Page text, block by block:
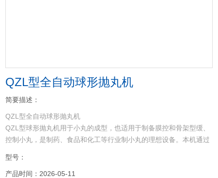
QZL型全自动球形抛丸机
简要描述：
QZL型全自动球形抛丸机
QZL型球形抛丸机用于小丸的成型，也适用于制备膜控和骨架型缓、
控制小丸，是制药、食品和化工等行业制小丸的理想设备。本机通过
囊、中药丸剂的设备。
型号：
产品时间：2026-05-11